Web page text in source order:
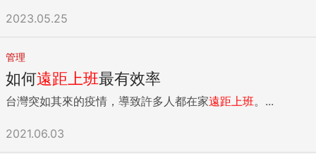
2023.05.25
管理
如何遠距 上班最有效率
台灣突如其來的疫情，導致許多人都在家遠距 上班。...
2021.06.03